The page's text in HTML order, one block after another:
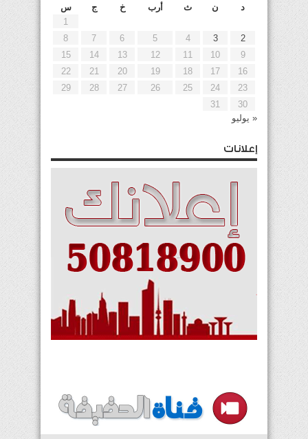
د
ن ث أرب خ ج
س
1
2
3
4
5
6
7
8
9
10
11
12
13
14
15
16
17
18
19
20
21
22
23
24
25
26
27
28
29
30
31
« يوليو
إعلانات